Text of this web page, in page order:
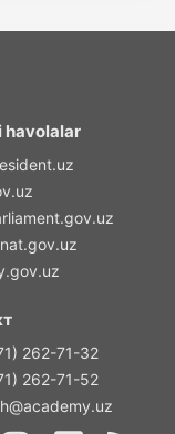
havolalar
262-71-32
262-71-52